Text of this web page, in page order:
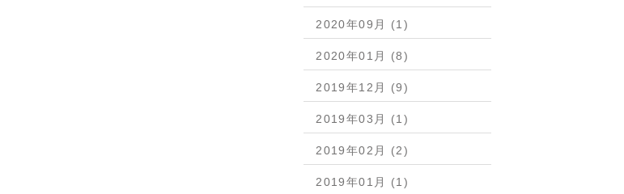
2020年09月 (1)
2020年01月 (8)
2019年12月 (9)
2019年03月 (1)
2019年02月 (2)
2019年01月 (1)